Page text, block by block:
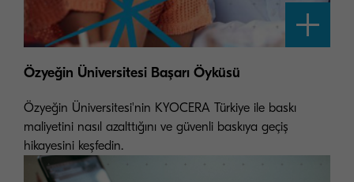
Özyeğin Üniversitesi Başarı Öyküsü
Özyeğin Üniversitesi'nin KYOCERA Türkiye ile baskı
maliyetini nasıl azalttığını ve güvenli baskıya geçiş
hikayesini keşfedin.